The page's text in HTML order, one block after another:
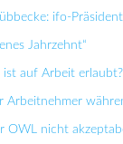
ifo-
Jahrzehnt“
ist auf Arbeit
Arbeitnehmer
OWL nicht